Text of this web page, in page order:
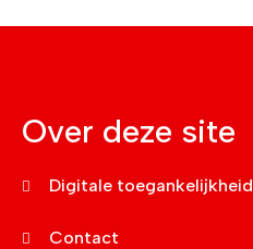
Over deze site
Digitale toegankelijkheid
Contact